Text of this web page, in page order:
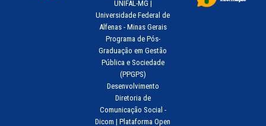
UNIFAL-MG |
Universidade Federal de
Alfenas - Minas Gerais
Programa de Pós-
Graduação em Gestão
Pública e Sociedade
(PPGPS)
Desenvolvimento
Diretoria de
Comunicação Social -
Dicom | Plataforma Open